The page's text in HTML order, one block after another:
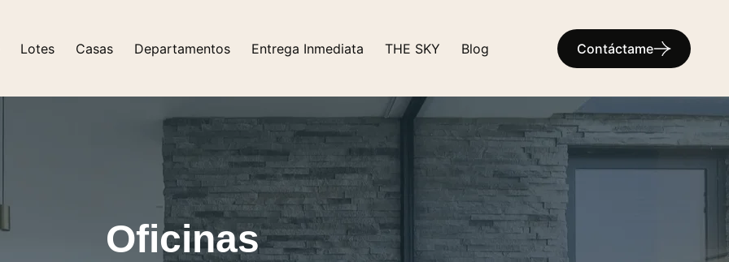
Lotes Casas Departamentos Entrega Inmediata THE SKY Blog Contáctame
Oficinas